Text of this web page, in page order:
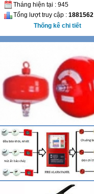
Tháng hiện tại : 945
Tổng lượt truy cập : 1881562
Thống kê chi tiết